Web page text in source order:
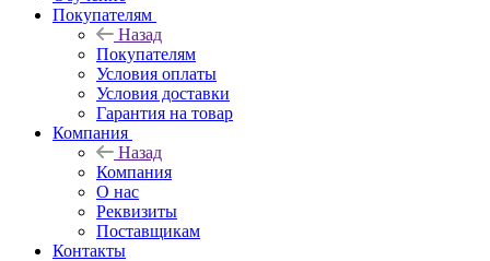
Покупателям
Назад
Покупателям
Условия оплаты
Условия доставки
Гарантия на товар
Компания
Назад
Компания
О нас
Реквизиты
Поставщикам
Контакты